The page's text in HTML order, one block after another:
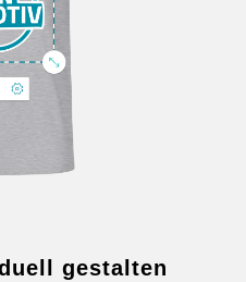
gestalten